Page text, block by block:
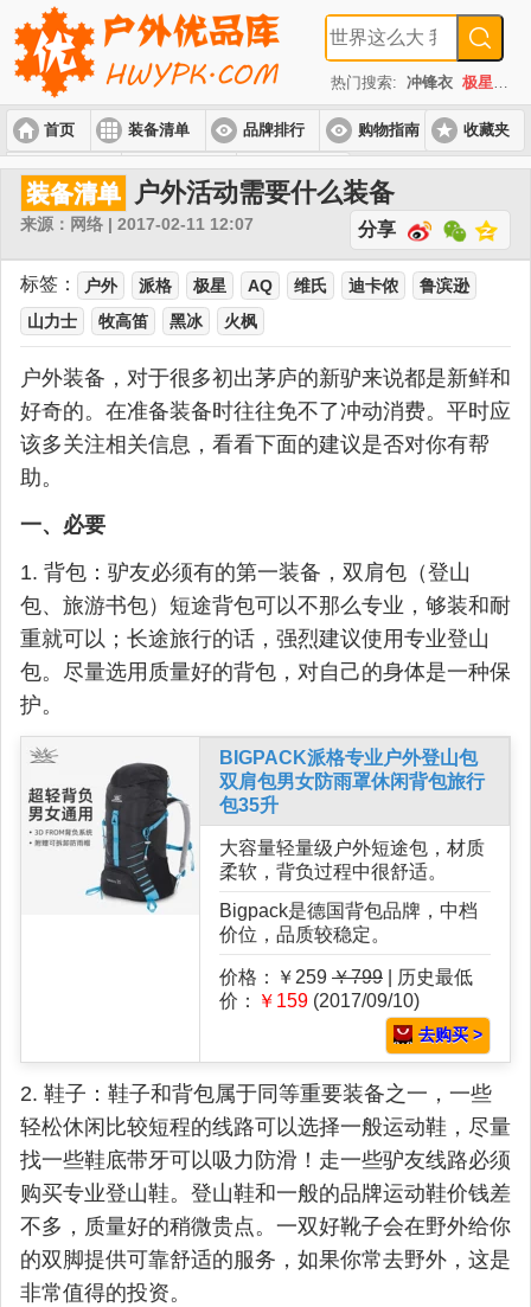
热门搜索: 冲锋衣 极星
首页 装备清单 品牌排行 购物指南
入门套装 进阶套装 高端套装
收藏夹
装备清单 户外活动需要什么装备
分享
来源：网络 | 2017-02-11 12:07
标签： 户外 派格 极星 AQ 维氏 迪卡侬
鲁滨逊
山力士
牧高笛 黑冰 火枫
户外装备，对于很多初出茅庐的新驴来说都是新鲜和
好奇的。在准备装备时往往免不了冲动消费。平时应
该多关注相关信息，看看下面的建议是否对你有帮
助。
一、必要
1. 背包：驴友必须有的第一装备，双肩包（登山
包、旅游书包）短途背包可以不那么专业，够装和耐
重就可以；长途旅行的话，强烈建议使用专业登山
包。尽量选用质量好的背包，对自己的身体是一种保
护。
BIGPACK派格专业户外登山包
双肩包男女防雨罩休闲背包旅行
包35升
大容量轻量级户外短途包，材质
柔软，背负过程中很舒适。
Bigpack是德国背包品牌，中档
价位，品质较稳定。
价格：￥259 ￥799 | 历史最低
价：
￥159 (2017/09/10)
去购买 >
2. 鞋子：鞋子和背包属于同等重要装备之一，一些
轻松休闲比较短程的线路可以选择一般运动鞋，尽量
找一些鞋底带牙可以吸力防滑！走一些驴友线路必须
购买专业登山鞋。登山鞋和一般的品牌运动鞋价钱差
不多，质量好的稍微贵点。一双好靴子会在野外给你
的双脚提供可靠舒适的服务，如果你常去野外，这是
非常值得的投资。